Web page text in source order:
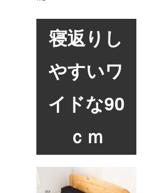
寝返りし
やすいワ
イドな90
ｃｍ